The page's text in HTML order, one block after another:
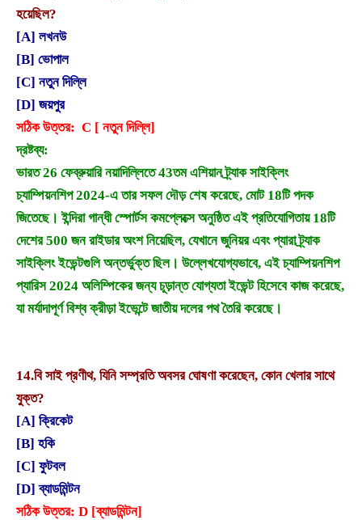
হয়েছিল?
[A] লখনউ
[B] ভোপাল
[C] নতুন দিল্লি
[D] জয়পুর
সঠিক উত্তর: C [ নতুন দিল্লি]
দ্রষ্টব্য:
ভারত 26 ফেব্রুয়ারি নয়াদিল্লিতে 43তম এশিয়ান ট্র্যাক সাইক্লিং
চ্যাম্পিয়নশিপ 2024-এ তার সফল দৌড় শেষ করেছে, মোট 18টি পদক
জিতেছে। ইন্দিরা গান্ধী স্পোর্টস কমপ্লেক্সে অনুষ্ঠিত এই প্রতিযোগিতায় 18টি
দেশের 500 জন রাইডার অংশ নিয়েছিল, যেখানে জুনিয়র এবং প্যারা ট্র্যাক
সাইক্লিং ইভেন্টগুলি অন্তর্ভুক্ত ছিল। উল্লেখযোগ্যভাবে, এই চ্যাম্পিয়নশিপ
প্যারিস 2024 অলিম্পিকের জন্য চূড়ান্ত যোগ্যতা ইভেন্ট হিসেবে কাজ করেছে,
যা মর্যাদাপূর্ণ বিশ্ব ক্রীড়া ইভেন্টে জাতীয় দলের পথ তৈরি করেছে।
14.বি সাই প্রণীথ, যিনি সম্প্রতি অবসর ঘোষণা করেছেন, কোন খেলার সাথে
যুক্ত?
[A] ক্রিকেট
[B] হকি
[C] ফুটবল
[D] ব্যাডমিন্টন
সঠিক উত্তর: D [ব্যাডমিন্টন]